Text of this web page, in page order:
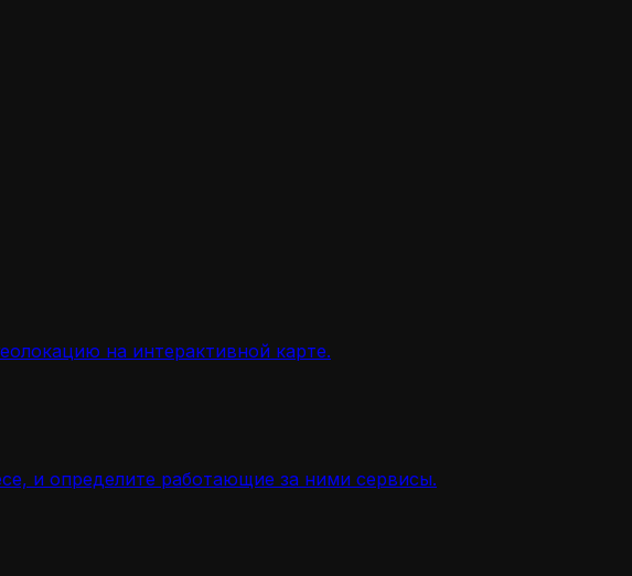
на интерактивной карте.
и определите работающие за ними сервисы.